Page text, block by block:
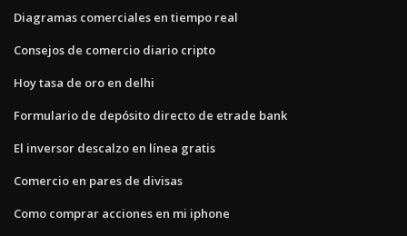
Diagramas comerciales en tiempo real
Consejos de comercio diario cripto
Hoy tasa de oro en delhi
Formulario de depósito directo de etrade bank
El inversor descalzo en línea gratis
Comercio en pares de divisas
Como comprar acciones en mi iphone